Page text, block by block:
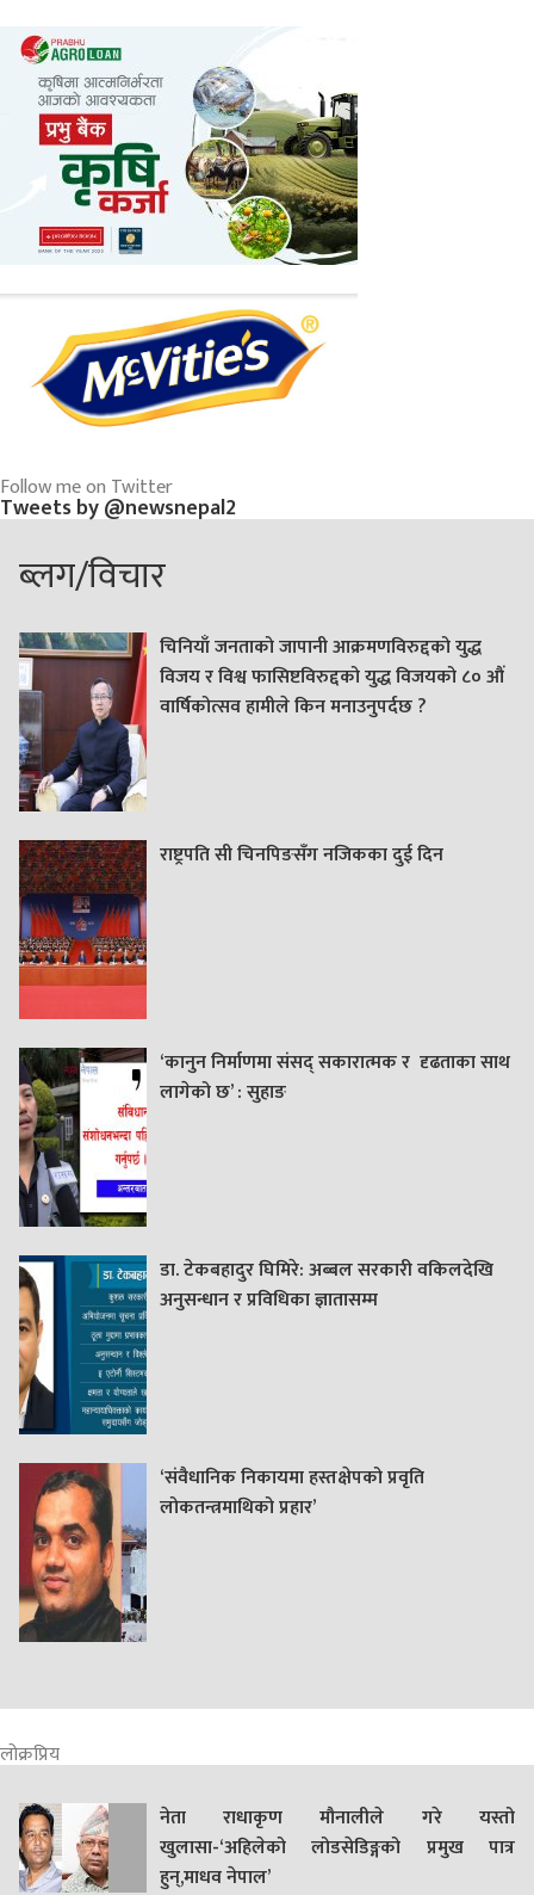
Follow me on Twitter
Tweets by @newsnepal2
ब्लग/विचार
चिनियाँ जनताको जापानी आक्रमणविरुद्दको युद्ध
विजय र विश्व फासिष्टविरुद्दको युद्ध विजयको ८० औं
वार्षिकोत्सव हामीले किन मनाउनुपर्दछ ?
राष्ट्रपति सी चिनपिङसँग नजिकका दुई दिन
‘कानुन निर्माणमा संसद् सकारात्मक र दृढताका साथ
लागेको छ’ : सुहाङ
डा. टेकबहादुर घिमिरे: अब्बल सरकारी वकिलदेखि
अनुसन्धान र प्रविधिका ज्ञातासम्म
‘संवैधानिक निकायमा हस्तक्षेपको प्रवृति
लोकतन्त्रमाथिको प्रहार’
लोक्रप्रिय
नेता राधाकृण मौनालीले गरे यस्तो
खुलासा-‘अहिलेको लोडसेडिङ्गको प्रमुख पात्र
हुन्,माधव नेपाल’